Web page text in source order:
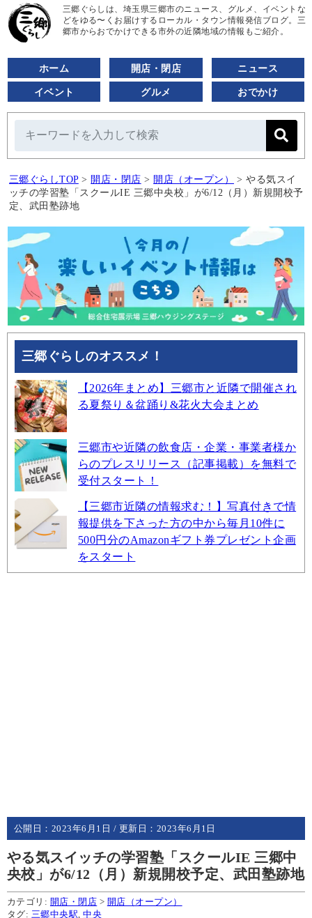
三郷ぐらしは、埼玉県三郷市のニュース、グルメ、イベントな
どをゆる〜くお届けするローカル・タウン情報発信ブログ。三
郷市からおでかけできる市外の近隣地域の情報もご紹介。
ホーム 開店・閉店 ニュース
イベント グルメ おでかけ
三郷ぐらしTOP > 開店・閉店 > 開店（オープン） > やる気スイ
ッチの学習塾「スクールIE 三郷中央校」が6/12（月）新規開校予
定、武田塾跡地
三郷ぐらしのオススメ！
【2026年まとめ】三郷市と近隣で開催され
る夏祭り＆盆踊り&花火大会まとめ
三郷市や近隣の飲食店・企業・事業者様か
らのプレスリリース（記事掲載）を無料で
受付スタート！
【三郷市近隣の情報求む！】写真付きで情
報提供を下さった方の中から毎月10件に
500円分のAmazonギフト券プレゼント企画
をスタート
公開日： 2023年6月1日 / 更新日： 2023年6月1日
やる気スイッチの学習塾「スクールIE 三郷中
央校」が6/12（月）新規開校予定、武田塾跡地
カテゴリ: 開店・閉店 > 開店（オープン）
タグ: 三郷中央駅,中央